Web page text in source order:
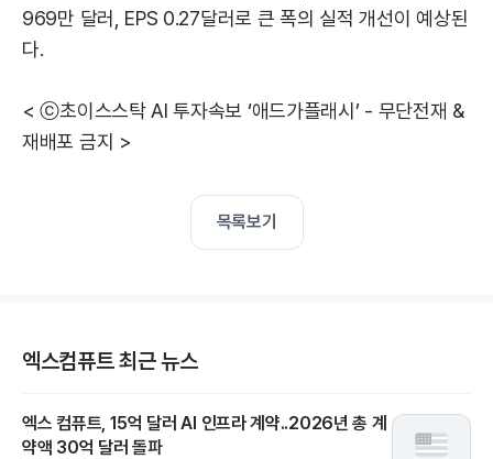
969만 달러, EPS 0.27달러로 큰 폭의 실적 개선이 예상된
다.
< ⓒ초이스스탁 AI 투자속보 ‘애드가플래시’ - 무단전재 &
재배포 금지 >
목록보기
엑스컴퓨트 최근 뉴스
엑스 컴퓨트, 15억 달러 AI 인프라 계약..2026년 총 계
약액 30억 달러 돌파